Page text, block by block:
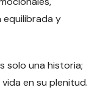
y
solo una historia;
en su plenitud.